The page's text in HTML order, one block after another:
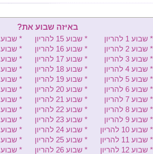
בילינסון - יולדות
העמק - יולדות
שיבא - יולדות
מעייני הישועה - יולדות
קפלן - יולדות
מאיר - יולדות
הלל יפה - יולדות
באיזה שבוע את?
* שבוע 1 להריון
* שבוע 2 להריון
* שבוע 3 להריון
* שבוע 4 להריון
* שבוע 5 להריון
* שבוע 6 להריון
* שבוע 7 להריון
* שבוע 8 להריון
* שבוע 9 להריון
* שבוע 10 להריון
* שבוע 11 להריון
* שבוע 12 להריון
* שבוע 15 להריון
* שבוע 16 להריון
* שבוע 17 להריון
* שבוע 18 להריון
* שבוע 19 להריון
* שבוע 20 להריון
* שבוע 21 להריון
* שבוע 22 להריון
* שבוע 23 להריון
* שבוע 24 להריון
* שבוע 25 להריון
* שבוע 26 להריון
* שבוע 29 להריון
* שבוע 30 להריון
* שבוע 31 להריון
* שבוע 32 להריון
* שבוע 33 להריון
* שבוע 34 להריון
* שבוע 35 להריון
* שבוע 36 להריון
* שבוע 37 להריון
* שבוע 38 להריון
* שבוע 39 להריון
* שבוע 40-42 להריון